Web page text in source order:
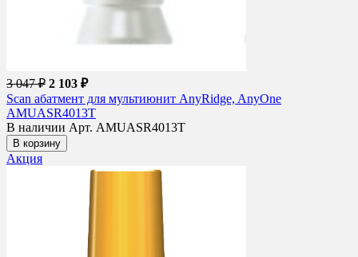
3 047 ₽ 2 103 ₽
Scan абатмент для мультиюнит AnyRidge, AnyOne
AMUASR4013T
В наличии Арт. AMUASR4013T
В корзину
Акция